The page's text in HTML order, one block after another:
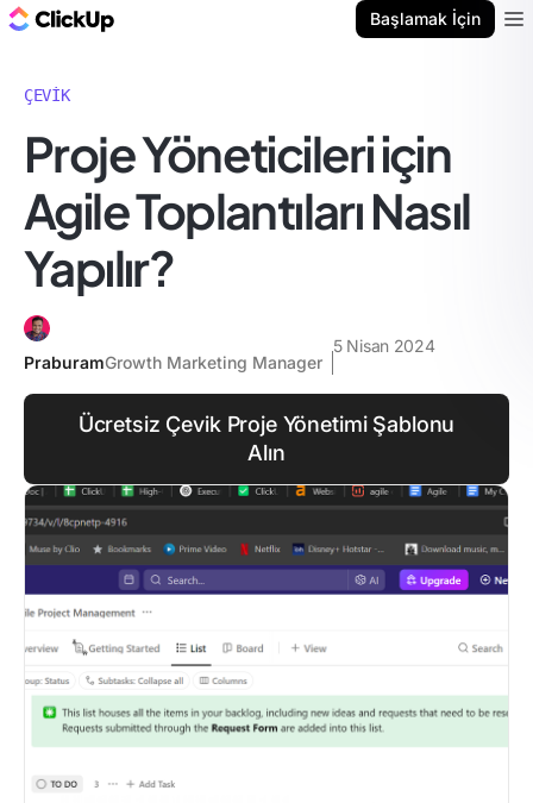
Başlamak İçin
ÇEVIK
Proje Yöneticileri için
Agile Toplantıları Nasıl
Yapılır?
PraburamGrowth Marketing Manager
5 Nisan 2024
Ücretsiz Çevik Proje Yönetimi Şablonu
Alın